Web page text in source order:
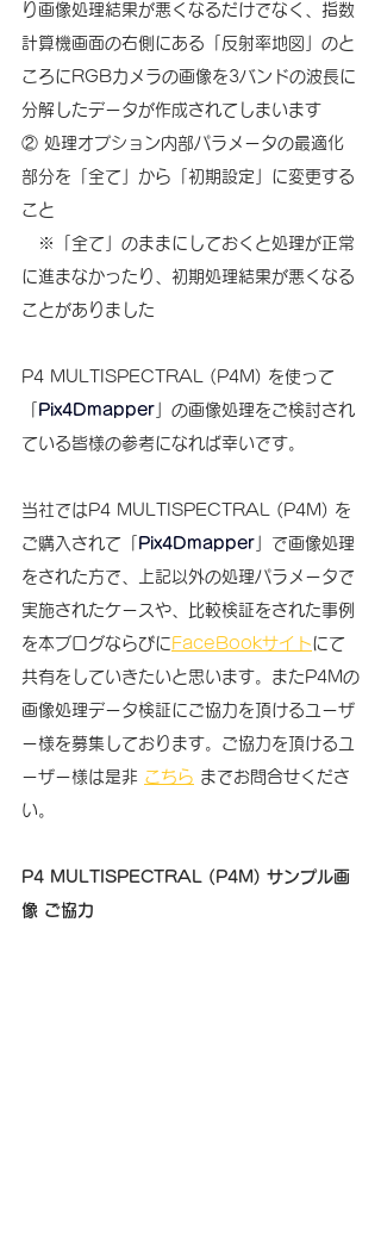
り画像処理結果が悪くなるだけでなく、指数
計算機画面の右側にある「反射率地図」のと
ころにRGBカメラの画像を3バンドの波長に
分解したデータが作成されてしまいます
② 処理オプション内部パラメータの最適化
部分を「全て」から「初期設定」に変更する
こと
※「全て」のままにしておくと処理が正常
に進まなかったり、初期処理結果が悪くなる
ことがありました
P4 MULTISPECTRAL (P4M) を使って
Pix4Dmapper 」の画像処理をご検討され
ている皆様の参考になれば幸いです。
当社ではP4 MULTISPECTRAL (P4M) を
ご購入されて「
Pix4Dmapper 」で画像処理
をされた方で、上記以外の処理パラメータで
実施されたケースや、比較検証をされた事例
を本ブログならびに FaceBookサイトにて
共有をしていきたいと思います。またP4Mの
画像処理データ検証にご協力を頂けるユーザ
ー様を募集しております。ご協力を頂けるユ
ーザー様は是非 こちら までお問合せくださ
い。
P4 MULTISPECTRAL (P4M) サンプル画
像 ご協力